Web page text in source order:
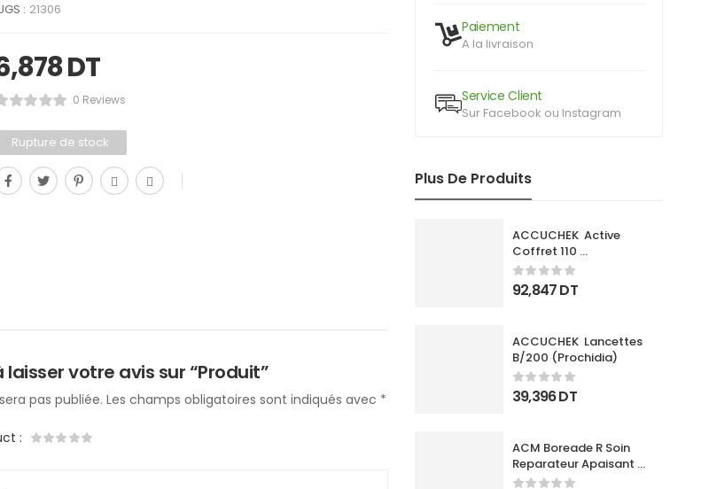
Paiement
A la livraison
Service Client
Sur Facebook ou Instagram
Plus De Produits
ACCUCHEK  Active
Coffret 110
Bandlettes+Appareil
92,847DT
ACCUCHEK  Lancettes
B/200 (Prochidia)
39,396DT
ACM Boreade R Soin
Reparateur Apaisant
40Ml
: 21306
DT
0 Reviews
Rupture de stock
laisser votre avis sur “Produit”
pas publiée. Les champs obligatoires sont indiqués avec *
: